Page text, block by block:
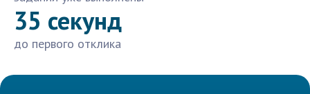
35 секунд
до первого отклика